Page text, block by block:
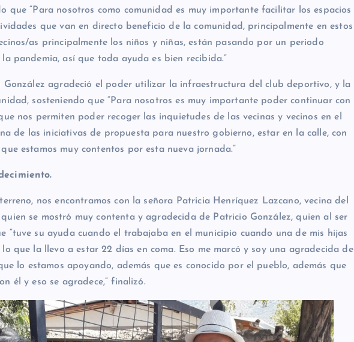
que “Para nosotros como comunidad es muy importante facilitar los espacios
que van en directo beneficio de la comunidad, principalmente en estos
as principalmente los niños y niñas, están pasando por un periodo
pandemia, así que toda ayuda es bien recibida.”
González agradeció el poder utilizar la infraestructura del club deportivo, y la
sosteniendo que “Para nosotros es muy importante poder continuar con
nos permiten poder recoger las inquietudes de las vecinas y vecinos en el
de las iniciativas de propuesta para nuestro gobierno, estar en la calle, con
estamos muy contentos por esta nueva jornada.”
nos encontramos con la señora Patricia Henríquez Lazcano, vecina del
quien se mostró muy contenta y agradecida de Patricio González, quien al ser
“tuve su ayuda cuando el trabajaba en el municipio cuando una de mis hijas
que la llevo a estar 22 días en coma. Eso me marcó y soy una agradecida de
lo estamos apoyando, además que es conocido por el pueblo, además que
él y eso se agradece,” finalizó.